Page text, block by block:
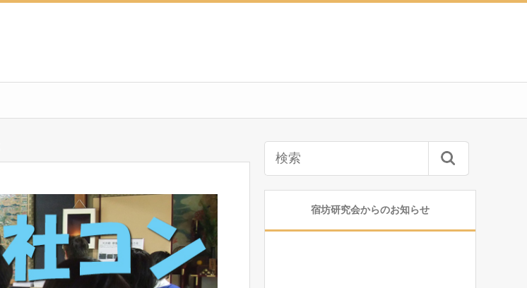
宿坊研究会からのお知らせ